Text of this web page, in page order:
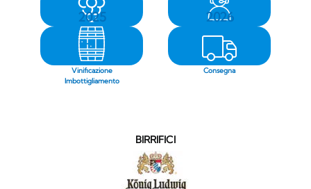
Raccolta
2025
Vinificazione
Imbottigliamento
2026
Consegna
BIRRIFICI